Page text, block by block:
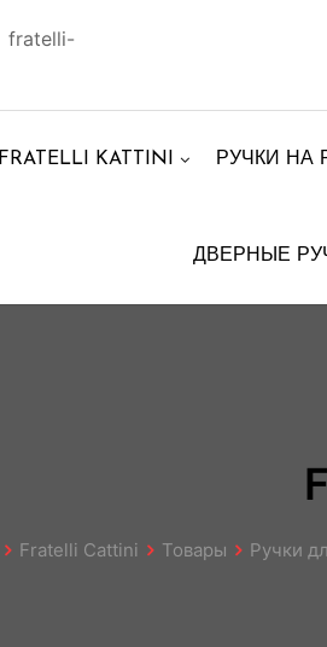
fratelli-
FRATELLI KATTINI РУЧКИ НА
ДВЕРНЫЕ
Fratelli Cattini Товары Ручки